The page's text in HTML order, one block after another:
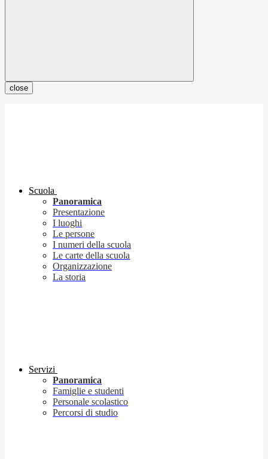
close
Scuola
Panoramica
Presentazione
I luoghi
Le persone
I numeri della scuola
Le carte della scuola
Organizzazione
La storia
Servizi
Panoramica
Famiglie e studenti
Personale scolastico
Percorsi di studio